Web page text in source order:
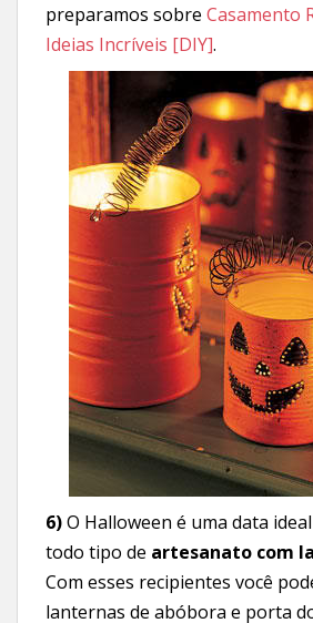
preparamos sobre Casamento
Ideias Incríveis [DIY].
6)O Halloween é uma data
todo tipo de artesanato com
Com esses recipientes você
lanternas de abóbora e porta